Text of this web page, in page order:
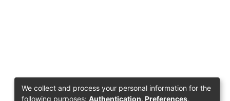
We collect and process your personal information for the
following purposes: Authentication, Preferences,